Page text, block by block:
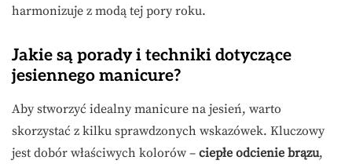
harmonizuje z modą tej pory roku.
Jakie są porady i techniki dotyczące
jesiennego manicure?
Aby stworzyć idealny manicure na jesień, warto
skorzystać z kilku sprawdzonych wskazówek. Kluczowy
jest dobór właściwych kolorów – ciepłe odcienie brązu,